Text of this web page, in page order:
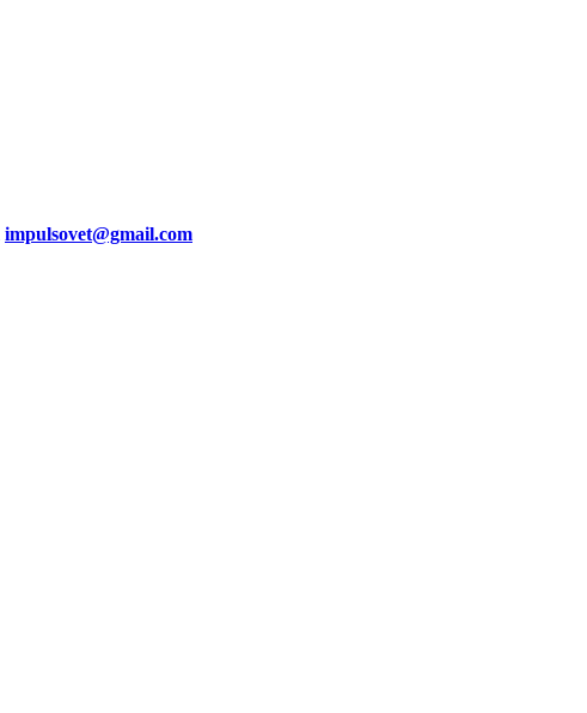
impulsovet@gmail.com